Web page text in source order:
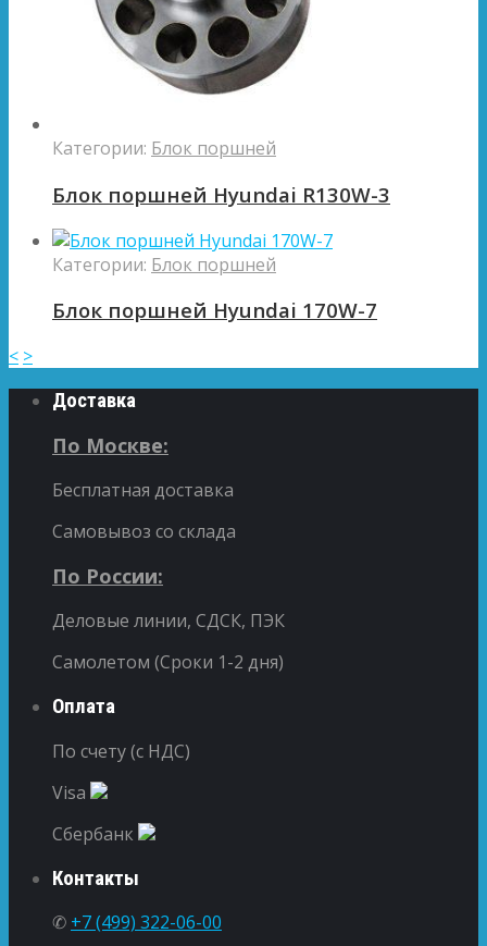
Категории: Блок поршней
Блок поршней Hyundai R130W-3
Категории: Блок поршней
Блок поршней Hyundai 170W-7
< >
Доставка
По Москве:
Бесплатная доставка
Самовывоз со склада
По России:
Деловые линии, СДСК, ПЭК
Самолетом (Сроки 1-2 дня)
Оплата
По счету (с НДС)
Visa
Сбербанк
Контакты
✆ +7 (499) 322-06-00